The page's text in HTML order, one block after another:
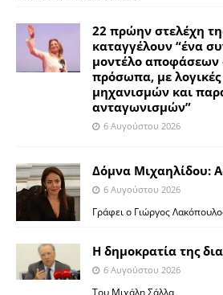
22 πρώην στελέχη
καταγγέλουν “ένα
μοντέλο αποφάσεων
πρόσωπα, με
μηχανισμών και
ανταγωνισμών”
6 Αυγούστου 2026
Δόμνα Μιχαηλίδου:
6 Αυγούστου 2026
Γράφει ο Γιώργος
Η δημοκρατία της
6 Αυγούστου 2026
Του Μιχάλη Σάλλα